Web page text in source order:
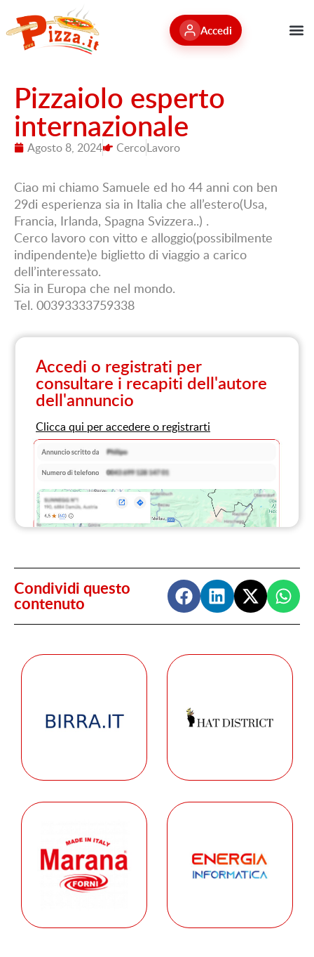
Accedi
Pizzaiolo esperto
internazionale
Agosto 8, 2024 CercoLavoro
Ciao mi chiamo Samuele ed ho 44 anni con ben
29di esperienza sia in Italia che all’estero(Usa,
Francia, Irlanda, Spagna Svizzera..) .
Cerco lavoro con vitto e alloggio(possibilmente
indipendente)e biglietto di viaggio a carico
dell’interessato.
Sia in Europa che nel mondo.
Tel. 00393333759338
Accedi o registrati per
consultare i recapiti dell'autore
dell'annuncio
Clicca qui per accedere o registrarti
Condividi questo
contenuto